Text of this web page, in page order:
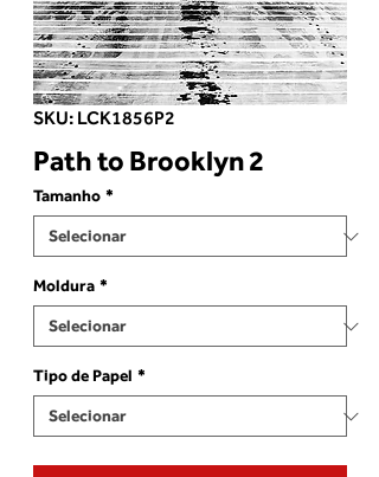
SKU: LCK1856P2
Path to Brooklyn 2
Tamanho *
Moldura *
Tipo de Papel *